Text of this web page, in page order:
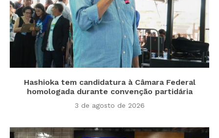
Hashioka tem candidatura à Câmara Federal
homologada durante convenção partidária
3 de agosto de 2026